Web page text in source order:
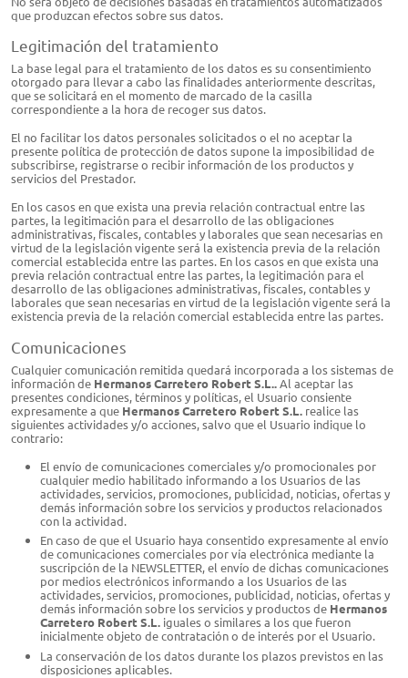
que produzcan efectos sobre sus datos.
Legitimación del tratamiento
La base legal para el tratamiento de los datos es su consentimiento
otorgado para llevar a cabo las finalidades anteriormente descritas,
que se solicitará en el momento de marcado de la casilla
correspondiente a la hora de recoger sus datos.
El no facilitar los datos personales solicitados o el no aceptar la
presente política de protección de datos supone la imposibilidad de
subscribirse, registrarse o recibir información de los productos y
servicios del Prestador.
En los casos en que exista una previa relación contractual entre las
partes, la legitimación para el desarrollo de las obligaciones
administrativas, fiscales, contables y laborales que sean necesarias en
virtud de la legislación vigente será la existencia previa de la relación
comercial establecida entre las partes. En los casos en que exista una
previa relación contractual entre las partes, la legitimación para el
desarrollo de las obligaciones administrativas, fiscales, contables y
laborales que sean necesarias en virtud de la legislación vigente será la
existencia previa de la relación comercial establecida entre las partes.
Comunicaciones
Cualquier comunicación remitida quedará incorporada a los sistemas de
información de Hermanos Carretero Robert S.L.​​.Al aceptar las
presentes condiciones, términos y políticas, el Usuario consiente
expresamente a que Hermanos Carretero Robert S.L.​​ realice las
siguientes actividades y/o acciones, salvo que el Usuario indique lo
contrario:
El envío de comunicaciones comerciales y/o promocionales por
cualquier medio habilitado informando a los Usuarios de las
actividades, servicios, promociones, publicidad, noticias, ofertas y
demás información sobre los servicios y productos relacionados
con la actividad.
En caso de que el Usuario haya consentido expresamente al envío
de comunicaciones comerciales por vía electrónica mediante la
suscripción de la NEWSLETTER, el envío de dichas comunicaciones
por medios electrónicos informando a los Usuarios de las
actividades, servicios, promociones, publicidad, noticias, ofertas y
demás información sobre los servicios y productos de Hermanos
Carretero Robert S.L.​​ iguales o similares a los que fueron
inicialmente objeto de contratación o de interés por el Usuario.
La conservación de los datos durante los plazos previstos en las
disposiciones aplicables.